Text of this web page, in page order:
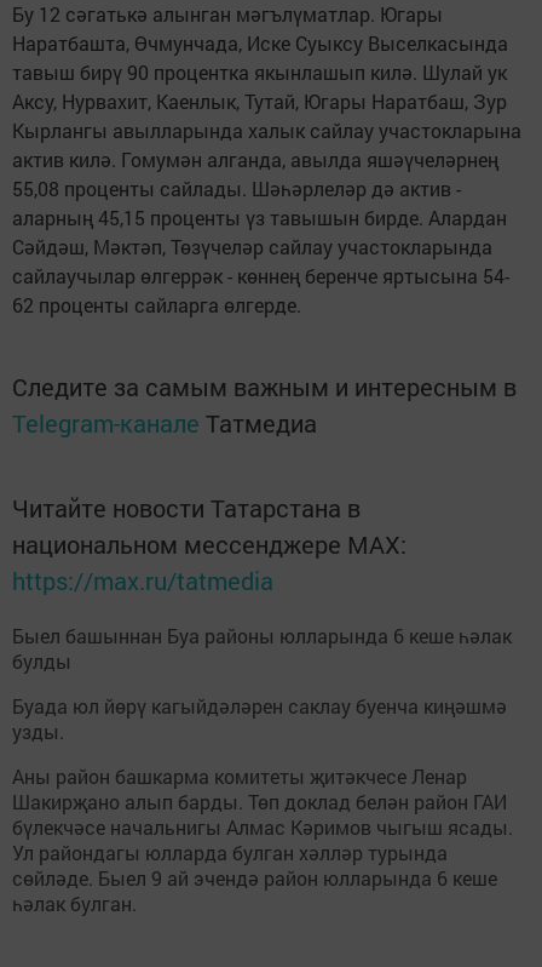
Бу 12 сәгатькә алынган мәгълүматлар. Югары
Наратбашта, Өчмунчада, Иске Суыксу Выселкасында
тавыш бирү 90 процентка якынлашып килә. Шулай ук
Аксу, Нурвахит, Каенлык, Тутай, Югары Наратбаш, Зур
Кырлангы авылларында халык сайлау участокларына
актив килә. Гомумән алганда, авылда яшәүчеләрнең
55,08 проценты сайлады. Шәһәрлеләр дә актив -
аларның 45,15 проценты үз тавышын бирде. Алардан
Сәйдәш, Мәктәп, Төзүчеләр сайлау участокларында
сайлаучылар өлгеррәк - көннең беренче яртысына 54-
62 проценты сайларга өлгерде.
Следите за самым важным и интересным в
Telegram-канале Татмедиа
Читайте новости Татарстана в
национальном мессенджере MАХ:
https://max.ru/tatmedia
Быел башыннан Буа районы юлларында 6 кеше һәлак
булды
Буада юл йөрү кагыйдәләрен саклау буенча киңәшмә
узды.
Аны район башкарма комитеты җитәкчесе Ленар
Шакирҗано алып барды. Төп доклад белән район ГАИ
бүлекчәсе начальнигы Алмас Кәримов чыгыш ясады.
Ул райондагы юлларда булган хәлләр турында
сөйләде. Быел 9 ай эчендә район юлларында 6 кеше
һәлак булган.